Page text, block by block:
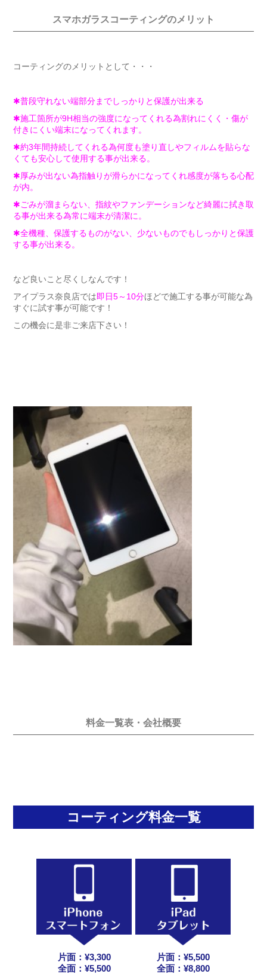
スマホガラスコーティングのメリット
コーティングのメリットとして・・・
✱普段守れない端部分までしっかりと保護が出来る
✱施工箇所が9H相当の強度になってくれる為割れにくく・傷が
付きにくい端末になってくれます。
✱約3年間持続してくれる為何度も塗り直しやフィルムを貼らな
くても安心して使用する事が出来る。
✱厚みが出ない為指触りが滑らかになってくれ感度が落ちる心配
が内。
✱ごみが溜まらない、指紋やファンデーションなど綺麗に拭き取
る事が出来る為常に端末が清潔に。
✱全機種、保護するものがない、少ないものでもしっかりと保護
する事が出来る。
など良いこと尽くしなんです！
アイプラス奈良店では即日5～10分ほどで施工する事が可能な為
すぐに試す事が可能です！
この機会に是非ご来店下さい！
料金一覧表・会社概要
コーティング料金一覧
片面：¥3,300
全面：¥5,500
片面：¥5,500
全面：¥8,800